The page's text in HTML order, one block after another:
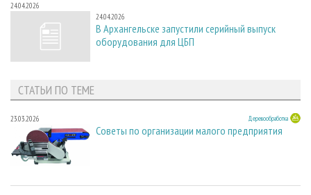
24.04.2026
24.04.2026
В Архангельске запустили серийный выпуск
оборудования для ЦБП
СТАТЬИ ПО ТЕМЕ
23.03.2026 Деревообработка
Советы по организации малого предприятия